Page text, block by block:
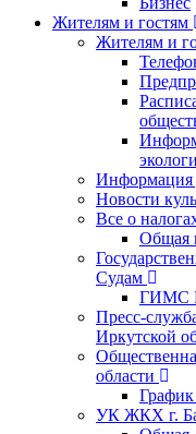
Жителям и гостям
Жителям и
Информация
Новости
Все о
Общая
Судам
ГИМС
Пресс-
Иркутской
области
УК ЖКХ г.